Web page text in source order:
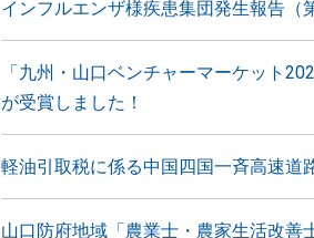
インフルエンザ様疾患集団発生報告（
「九州・山口ベンチャーマーケット
が受賞しました！
軽油引取税に係る中国四国一斉高速道
山口防府地域「農業士・農家生活改善